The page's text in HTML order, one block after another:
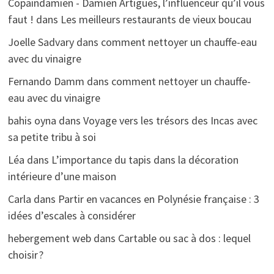
faut ! dans Les meilleurs restaurants de vieux boucau
Joelle Sadvarydans comment nettoyer un chauffe-eau
avec du vinaigre
Fernando Damm dans comment nettoyer un chauffe-
eau avec du vinaigre
bahis oyna dans Voyage vers les trésors des Incas avec
sa petite tribu à soi
Léa dans L’importance du tapis dans la décoration
intérieure d’une maison
Carla dans Partir en vacances en Polynésie française : 3
idées d’escales à considérer
hebergement webdans Cartable ou sac à dos : lequel
choisir ?